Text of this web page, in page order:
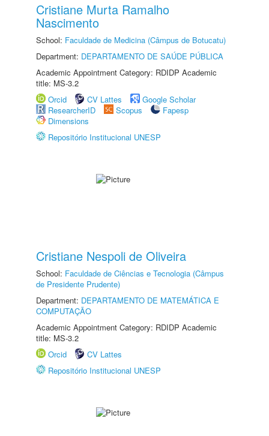
Cristiane Murta Ramalho
Nascimento
School: Faculdade de Medicina (Câmpus de Botucatu)
Department: DEPARTAMENTO DE SAÚDE PÚBLICA
Academic Appointment Category: RDIDP Academic
title: MS-3.2
Orcid
CV Lattes
Google Scholar
ResearcherID
Scopus
Fapesp
Dimensions
Repositório Institucional UNESP
Cristiane Nespoli de Oliveira
School: Faculdade de Ciências e Tecnologia (Câmpus
de Presidente Prudente)
Department: DEPARTAMENTO DE MATEMÁTICA E
COMPUTAÇÃO
Academic Appointment Category: RDIDP Academic
title: MS-3.2
Orcid
CV Lattes
Repositório Institucional UNESP